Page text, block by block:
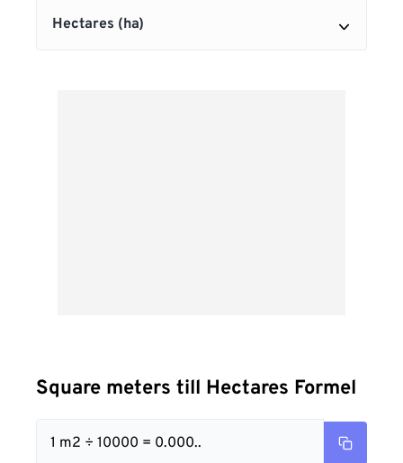
Square meters till Hectares Formel
1 m2 ÷ 10000 = 0.000..